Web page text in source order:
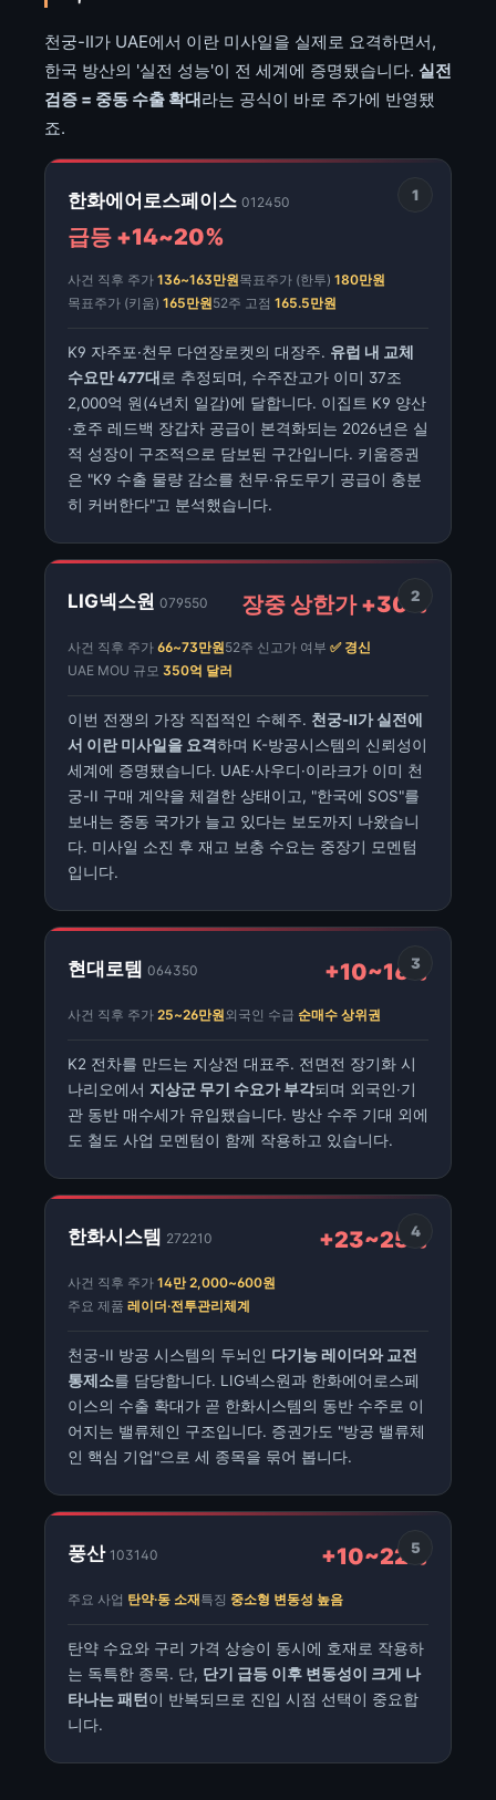
천궁-II가 UAE에서 이란 미사일을 실제로 요격하면서,
한국 방산의 '실전 성능'이 전 세계에 증명됐습니다. 실전
검증 = 중동 수출 확대라는 공식이 바로 주가에 반영됐
죠.
1
한화에어로스페이스 012450
급등 +14~20%
사건 직후 주가 136~163만원목표주가 (한투) 180만원
목표주가 (키움) 165만원52주 고점 165.5만원
K9 자주포·천무 다연장로켓의 대장주. 유럽 내 교체
수요만 477대 로 추정되며, 수주잔고가 이미 37조
2,000억 원(4년치 일감)에 달합니다. 이집트 K9 양산
·호주 레드백 장갑차 공급이 본격화되는 2026년은 실
적 성장이 구조적으로 담보된 구간입니다. 키움증권
은 "K9 수출 물량 감소를 천무·유도무기 공급이 충분
히 커버한다"고 분석했습니다.
2
LIG넥스원 079550 장중 상한가 +30%
사건 직후 주가 66~73만원52주 신고가 여부 ✅ 경신
UAE MOU 규모 350억 달러
이번 전쟁의 가장 직접적인 수혜주. 천궁-II가 실전에
서 이란 미사일을 요격하며 K-방공시스템의 신뢰성이
세계에 증명됐습니다. UAE·사우디·이라크가 이미 천
궁-II 구매 계약을 체결한 상태이고, "한국에 SOS"를
보내는 중동 국가가 늘고 있다는 보도까지 나왔습니
다. 미사일 소진 후 재고 보충 수요는 중장기 모멘텀
입니다.
3
현대로템 064350 +10~16%
사건 직후 주가 25~26만원외국인 수급 순매수 상위권
K2 전차를 만드는 지상전 대표주. 전면전 장기화 시
나리오에서 지상군 무기 수요가 부각되며 외국인·기
관 동반 매수세가 유입됐습니다. 방산 수주 기대 외에
도 철도 사업 모멘텀이 함께 작용하고 있습니다.
4
한화시스템 272210 +23~25%
사건 직후 주가 14만 2,000~600원
주요 제품 레이더·전투관리체계
천궁-II 방공 시스템의 두뇌인 다기능 레이더와 교전
통제소를 담당합니다. LIG넥스원과 한화에어로스페
이스의 수출 확대가 곧 한화시스템의 동반 수주로 이
어지는 밸류체인 구조입니다. 증권가도 "방공 밸류체
인 핵심 기업"으로 세 종목을 묶어 봅니다.
5
풍산 103140 +10~22%
주요 사업 탄약·동 소재특징 중소형 변동성 높음
탄약 수요와 구리 가격 상승이 동시에 호재로 작용하
는 독특한 종목. 단, 단기 급등 이후 변동성이 크게 나
타나는 패턴 이 반복되므로 진입 시점 선택이 중요합
니다.